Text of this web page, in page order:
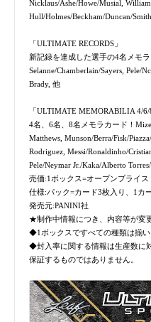
Nicklaus/Ashe/Howe/Musial,
Hull/Holmes/Beckham/Duncan/
「ULTIMATE RECORDS」
新記録を達成した選手の4名メモ
Selanne/Chamberlain/Sayers, Pele/
Brady, 他
「ULTIMATE MEMORABILIA 4/6/
4名、6名、8名メモラカード！
Matthews, Munson/Berra/Fisk/
Rodriguez, Messi/Ronaldinho/
Pele/Neymar Jr./Kaka/Alberto
売価:1ボックス=オープンプライス
仕様:パック=カード3枚入り、1カ
発売元:PANINI社
★制作中情報につき、内容等が変
◆1ボックスですべての種類は揃い
◆封入率に関する情報は生産数に
保証するものではありません。